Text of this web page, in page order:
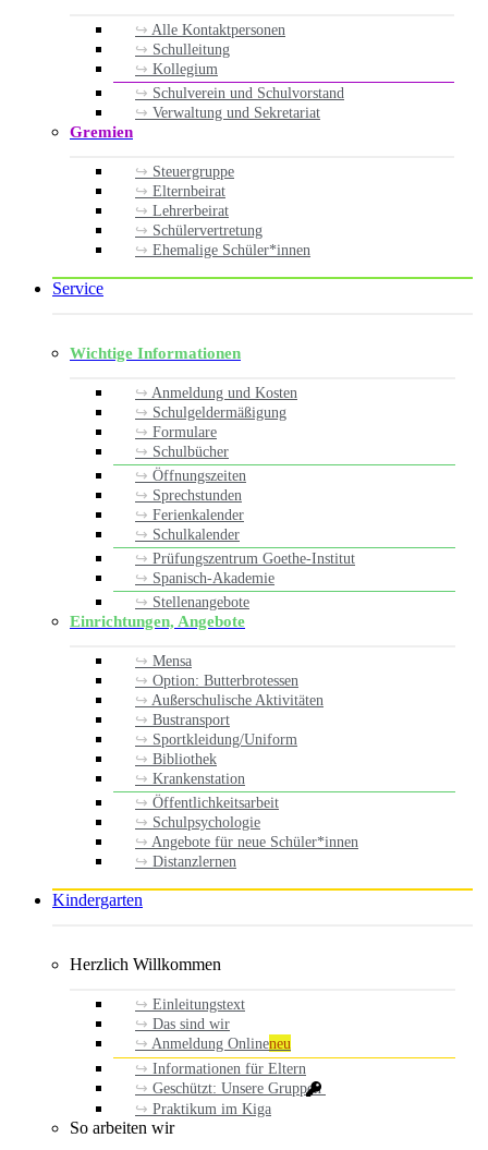
Alle Kontaktpersonen
Schulleitung
Kollegium
Schulverein und Schulvorstand
Verwaltung und Sekretariat
Gremien
Steuergruppe
Elternbeirat
Lehrerbeirat
Schülervertretung
Ehemalige Schüler*innen
Service
Wichtige Informationen
Anmeldung und Kosten
Schulgeldermäßigung
Formulare
Schulbücher
Öffnungszeiten
Sprechstunden
Ferienkalender
Schulkalender
Prüfungszentrum Goethe-Institut
Spanisch-Akademie
Stellenangebote
Einrichtungen, Angebote
Mensa
Option: Butterbrotessen
Außerschulische Aktivitäten
Bustransport
Sportkleidung/Uniform
Bibliothek
Krankenstation
Öffentlichkeitsarbeit
Schulpsychologie
Angebote für neue Schüler*innen
Distanzlernen
Kindergarten
Herzlich Willkommen
Einleitungstext
Das sind wir
Anmeldung Onlineneu
Informationen für Eltern
Geschützt: Unsere Gruppen
Praktikum im Kiga
So arbeiten wir